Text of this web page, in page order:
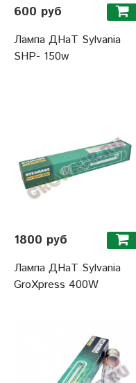
600 руб
Лампа ДНаТ Sylvania
SHP- 150w
1800 руб
Лампа ДНаТ Sylvania
GroXpress 400W